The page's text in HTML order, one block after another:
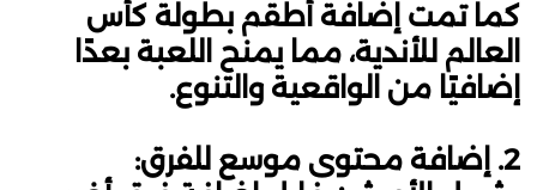
كما تمت إضافة أطقم بطولة كأس
العالم للأندية، مما يمنح اللعبة بعدًا
إضافيًا من الواقعية والتنوع.
2. إضافة محتوى موسع للفرق: